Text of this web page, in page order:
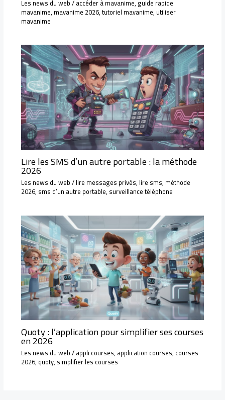
Les news du web/accéder à mavanime, guide rapide
mavanime, mavanime 2026,tutoriel mavanime, utiliser
mavanime
Lire les SMS d’un autre portable : la méthode
2026
Les news du web/lire messages privés, lire sms, méthode
2026, sms d’un autre portable, surveillance téléphone
Quoty : l’application pour simplifier ses courses
en 2026
Les news du web/appli courses, application courses, courses
2026, quoty, simplifier les courses